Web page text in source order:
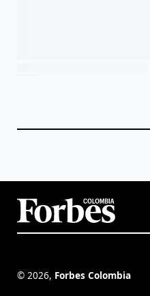
© 2026, Forbes Colombia